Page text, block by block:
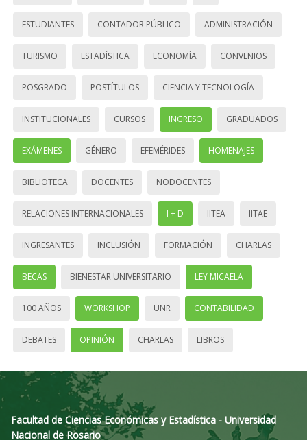
ESTUDIANTES CONTADOR PÚBLICO ADMINISTRACIÓN
TURISMO ESTADÍSTICA ECONOMÍA CONVENIOS
POSGRADO POSTÍTULOS CIENCIA Y TECNOLOGÍA
INSTITUCIONALES CURSOS INGRESO GRADUADOS
EXÁMENES GÉNERO EFEMÉRIDES HOMENAJES
BIBLIOTECA DOCENTES NODOCENTES
RELACIONES INTERNACIONALES I + D IITEA IITAE
INGRESANTES INCLUSIÓN FORMACIÓN CHARLAS
BECAS BIENESTAR UNIVERSITARIO LEY MICAELA
100 AÑOS WORKSHOP UNR CONTABILIDAD
DEBATES OPINIÓN CHARLAS LIBROS
Facultad de Ciencias Económicas y Estadística - Universidad
Nacional de Rosario